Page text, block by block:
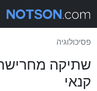
פסיכולוגיה
שתיקה
קנאי